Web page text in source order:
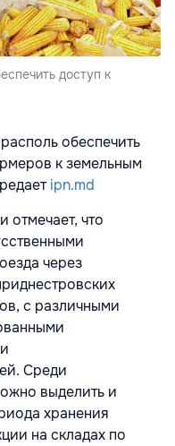
доступ к
обеспечить
к земельным
ipn.md
отмечает, что
через
с различными
Среди
выделить и
хранения
на складах по